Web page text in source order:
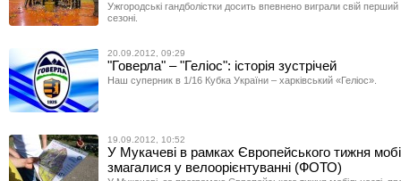
Ужгородські гандболістки досить впевнено виграли свій
сезоні.
20.09.2012, 09:29
"Говерла" – "Геліос": історія зустрічей
Наш суперник в 1/16 Кубка України – харківський «Геліос».
19.09.2012, 10:52
У Мукачеві в рамках Європейського тижня
змагалися у велоорієнтуванні (ФОТО)